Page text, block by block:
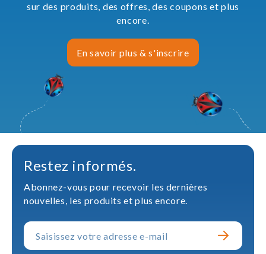
sur des produits, des offres, des coupons et plus
encore.
En savoir plus & s'inscrire
Restez informés.
Abonnez-vous pour recevoir les dernières
nouvelles, les produits et plus encore.